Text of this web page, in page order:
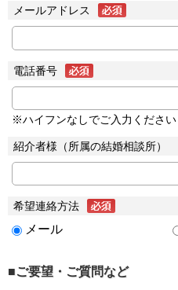
メールアドレス
電話番号
※ハイフンなしでご入力ください
紹介者様（所属の結婚相談所）
希望連絡方法
メール
■ご要望・ご質問など